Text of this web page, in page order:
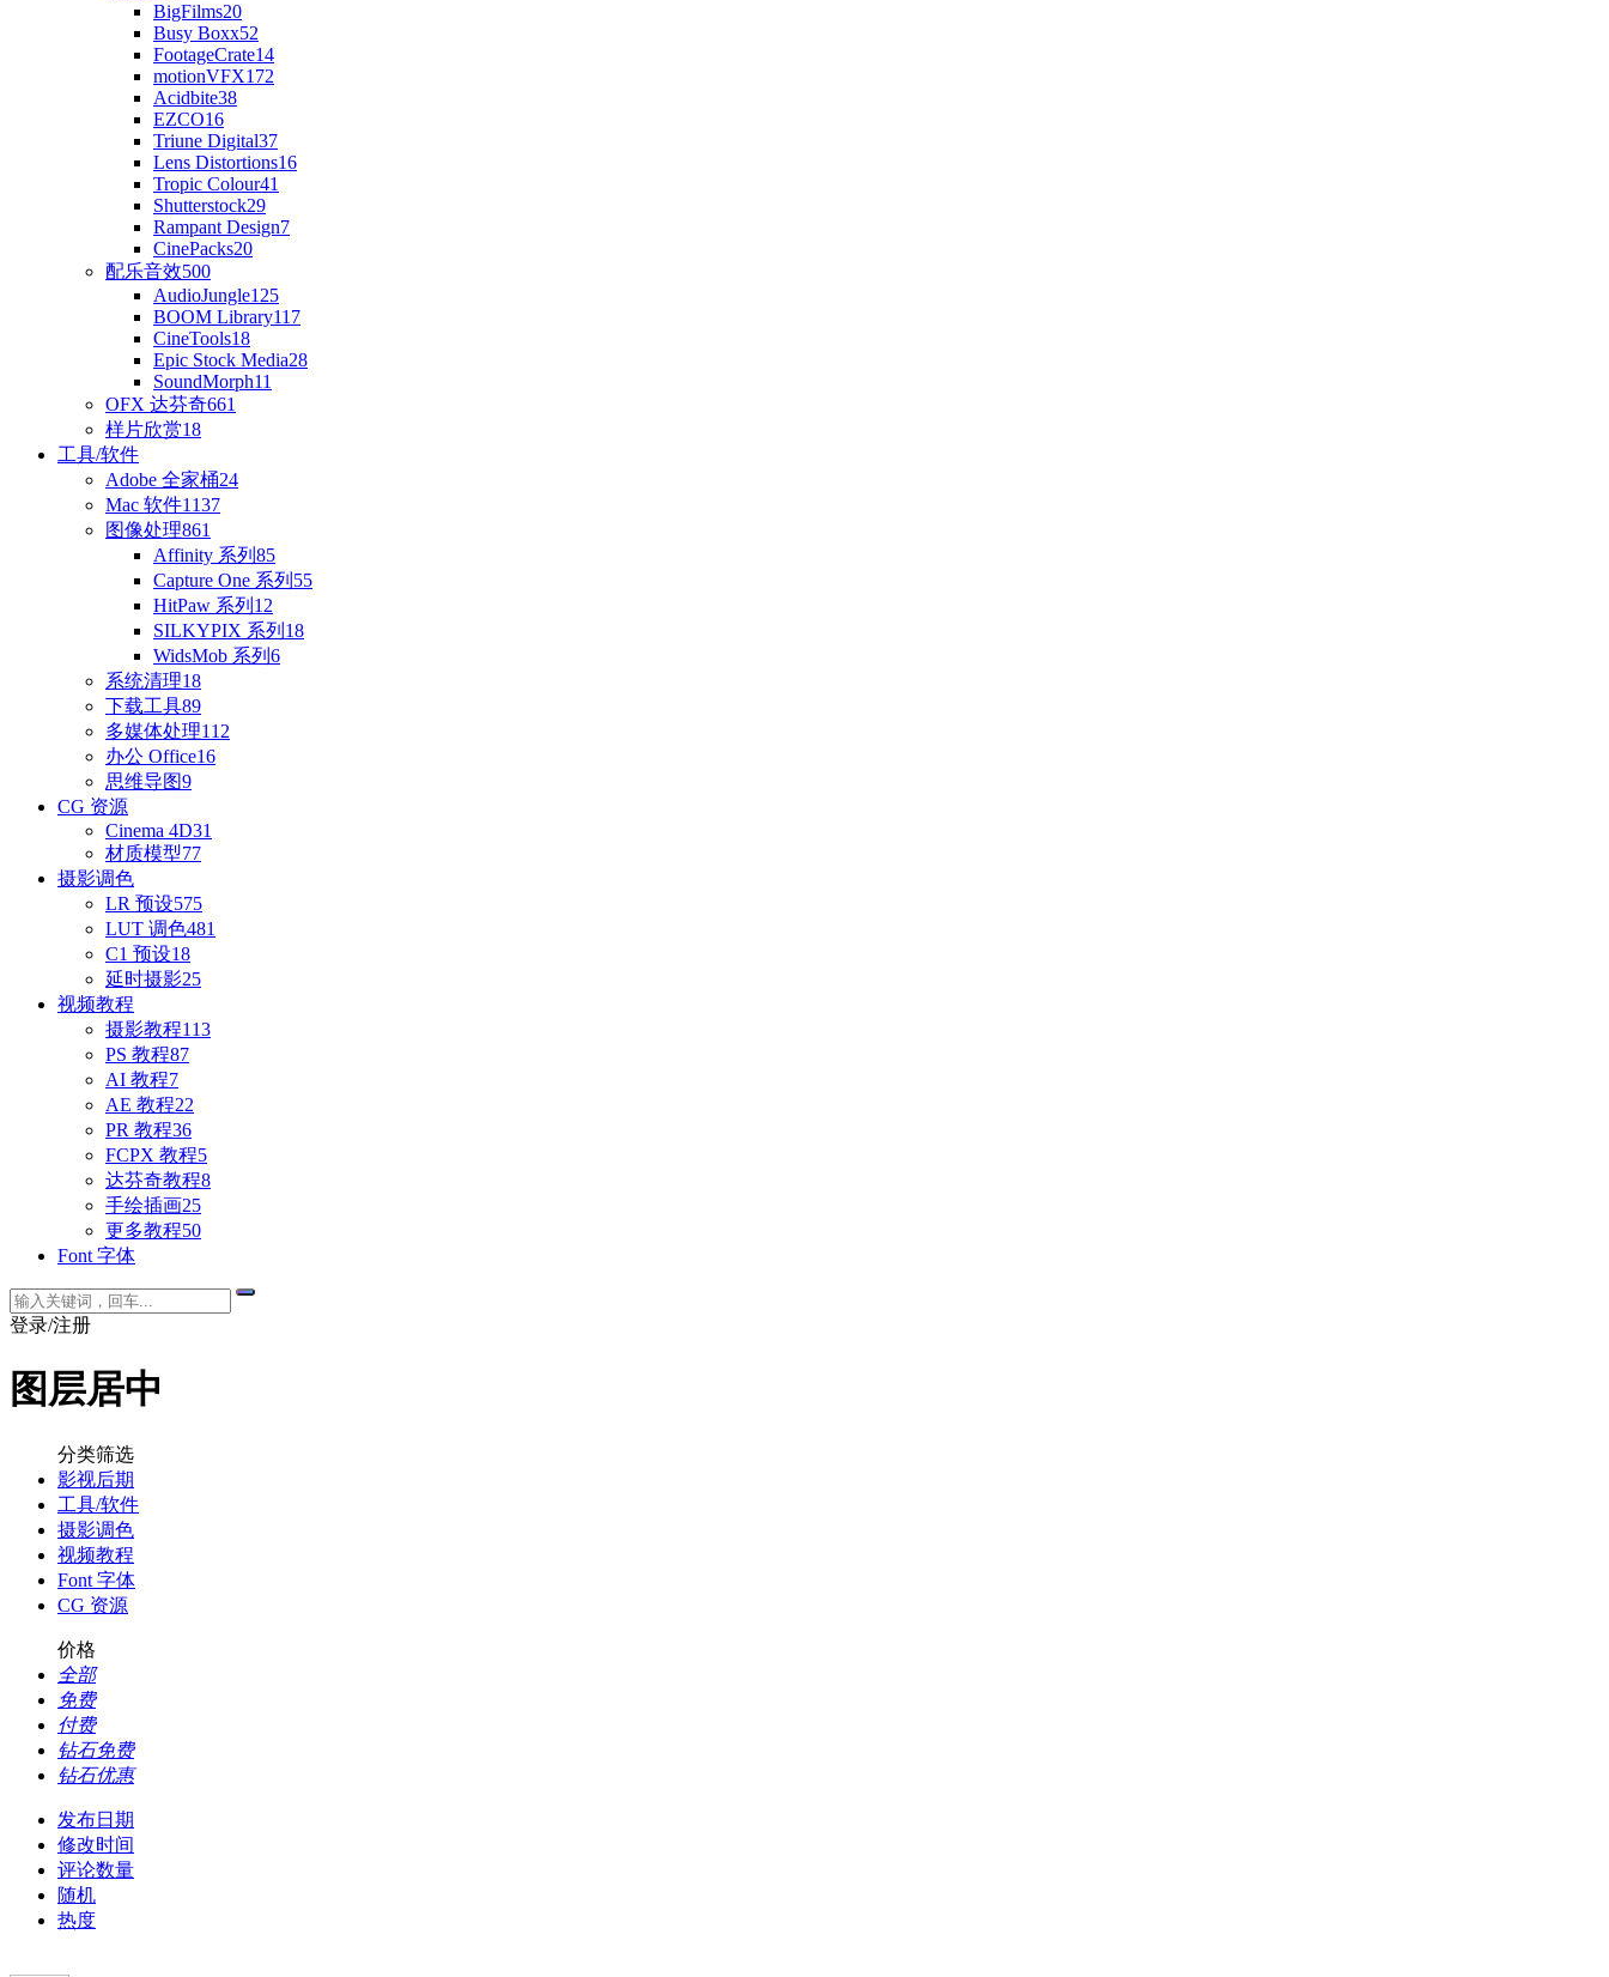
BigFilms20
Busy Boxx52
FootageCrate14
motionVFX172
Acidbite38
EZCO16
Triune Digital37
Lens Distortions16
Tropic Colour41
Shutterstock29
Rampant Design7
CinePacks20
配乐音效500
AudioJungle125
BOOM Library117
CineTools18
Epic Stock Media28
SoundMorph11
OFX 达芬奇661
样片欣赏18
工具/软件
Adobe 全家桶24
Mac 软件1137
图像处理861
Affinity 系列 85
Capture One 系列 55
HitPaw 系列 12
SILKYPIX 系列 18
WidsMob 系列 6
系统清理18
下载工具89
多媒体处理112
办公 Office16
思维导图9
CG 资源
Cinema 4D31
材质模型77
摄影调色
LR 预设575
LUT 调色481
C1 预设18
延时摄影25
视频教程
摄影教程113
PS 教程87
AI 教程7
AE 教程22
PR 教程36
FCPX 教程5
达芬奇教程8
手绘插画25
更多教程50
Font 字体
登录/注册
图层居中
分类筛选
影视后期
工具/软件
摄影调色
视频教程
Font 字体
CG 资源
价格
全部
免费
付费
钻石免费
钻石优惠
发布日期
修改时间
评论数量
随机
热度